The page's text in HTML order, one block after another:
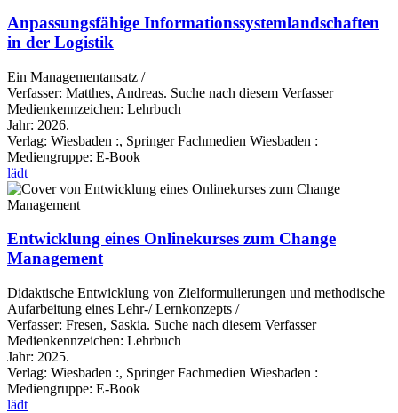
Anpassungsfähige Informationssystemlandschaften
in der Logistik
Ein Managementansatz /
Verfasser: Matthes, Andreas. Suche nach diesem Verfasser
Medienkennzeichen: Lehrbuch
Jahr: 2026.
Verlag: Wiesbaden :, Springer Fachmedien Wiesbaden :
Mediengruppe: E-Book
lädt
Entwicklung eines Onlinekurses zum Change
Management
Didaktische Entwicklung von Zielformulierungen und methodische
Aufarbeitung eines Lehr-/ Lernkonzepts /
Verfasser: Fresen, Saskia. Suche nach diesem Verfasser
Medienkennzeichen: Lehrbuch
Jahr: 2025.
Verlag: Wiesbaden :, Springer Fachmedien Wiesbaden :
Mediengruppe: E-Book
lädt